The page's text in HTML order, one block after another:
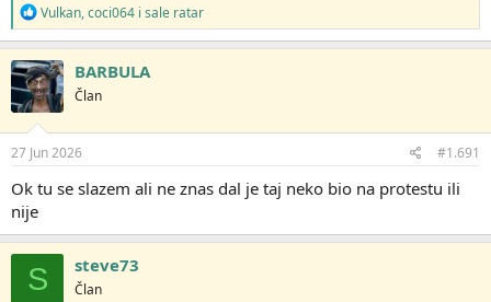
R
e
a
g
o
v
a
n
j
:
Vulkan,coci064 i sale ratar
BARBULA
Član
27 Jun 2026 #1.691
Ok tu se slazem ali ne znas dal je taj neko bio na protestu ili
nije
S steve73
Član